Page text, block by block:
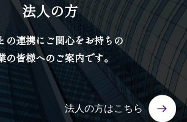
法人の方
の連携にご関心をお持ちの
の皆様へのご案内です。
法人の方はこちら